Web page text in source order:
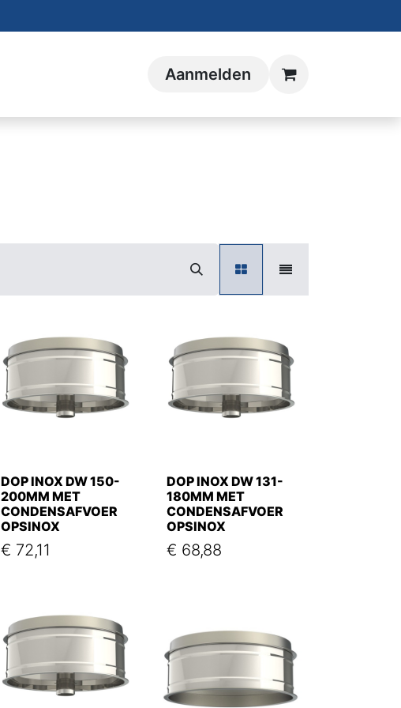
Aanmelden
DOP INOX DW 150-
200MM MET
CONDENSAFVOER
OPSINOX
€ 72,11
DOP INOX DW 131-
180MM MET
CONDENSAFVOER
OPSINOX
€ 68,88